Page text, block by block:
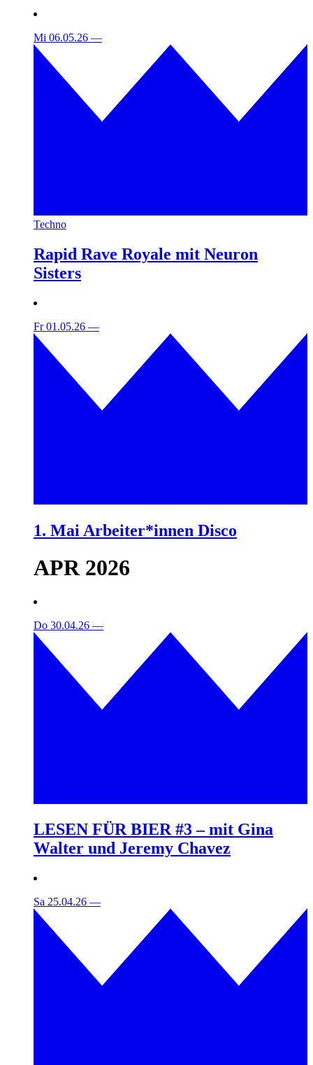
Mi 06.05.26 —
Techno
Rapid Rave Royale mit Neuron
Sisters
Fr 01.05.26 —
1. Mai Arbeiter*innen Disco
APR 2026
Do 30.04.26 —
LESEN FÜR BIER #3 – mit Gina
Walter und Jeremy Chavez
Sa 25.04.26 —